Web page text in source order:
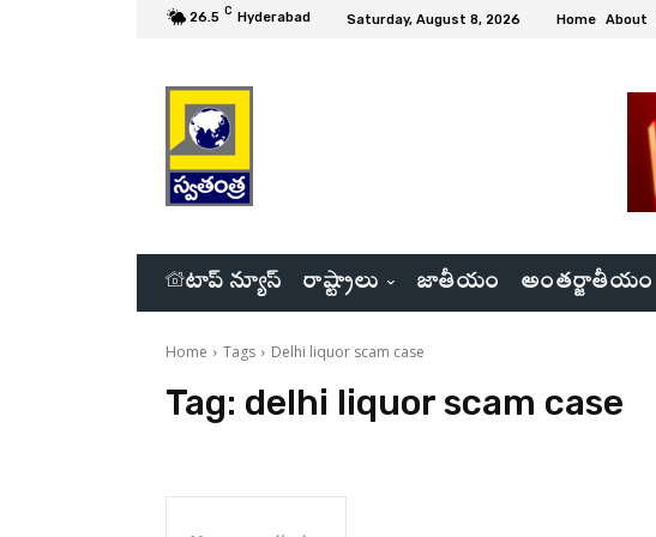
26.5 C Hyderabad Saturday, August 8, 2026 Home About
టాప్ న్యూస్ రాష్ట్రాలు జాతీయం అంతర్జాతీయం
Home Tags Delhi liquor scam case
Tag: delhi liquor scam case